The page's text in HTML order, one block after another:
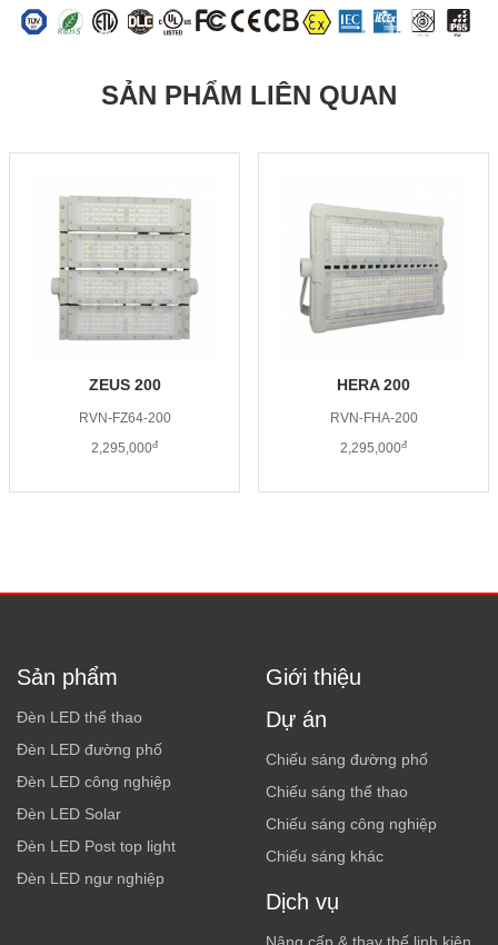
SẢN PHẨM LIÊN QUAN
ZEUS 200
RVN-FZ64-200
2,295,000đ
HERA 200
RVN-FHA-200
2,295,000đ
Sản phẩm
Đèn LED thể thao
Đèn LED đường phố
Đèn LED công nghiệp
Đèn LED Solar
Đèn LED Post top light
Đèn LED ngư nghiệp
Giới thiệu
Dự án
Chiếu sáng đường phố
Chiếu sáng thể thao
Chiếu sáng công nghiệp
Chiếu sáng khác
Dịch vụ